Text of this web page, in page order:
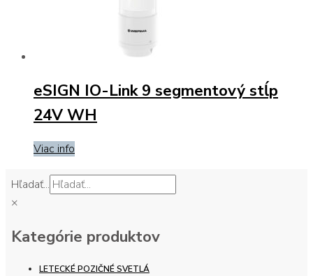
eSIGN IO-Link 9 segmentový stĺp
24V WH
Viac info
Hľadať...
×
Kategórie produktov
LETECKÉ POZIČNÉ SVETLÁ